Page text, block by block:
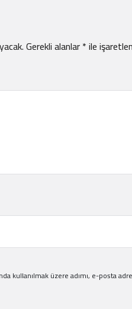
Gerekli alanlar*ile
kullanılmak üzere adımı, e-posta